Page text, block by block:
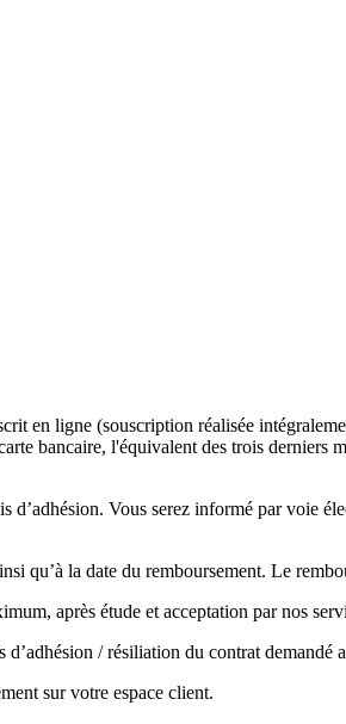
en ligne (souscription réalisée
bancaire, l'équivalent des trois derniers
Vous serez informé par voie
qu’à la date du remboursement. Le
après étude et acceptation par nos
/ résiliation du contrat demandé
sur votre espace client.